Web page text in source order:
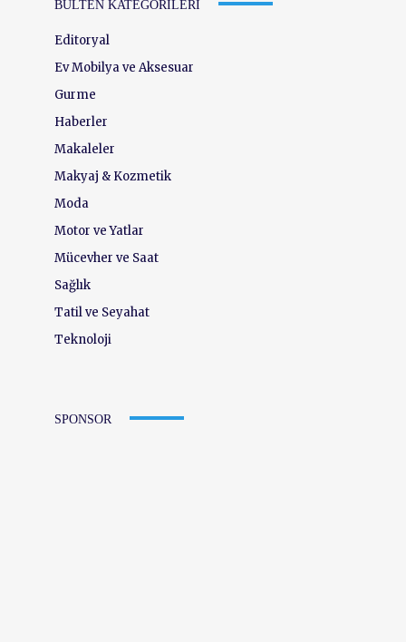
BÜLTEN KATEGORILERI
Editoryal
Ev Mobilya ve Aksesuar
Gurme
Haberler
Makaleler
Makyaj & Kozmetik
Moda
Motor ve Yatlar
Mücevher ve Saat
Sağlık
Tatil ve Seyahat
Teknoloji
SPONSOR